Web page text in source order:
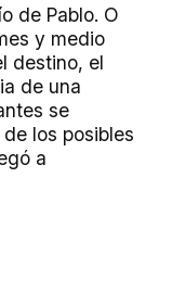
de Pablo. O
y medio
destino, el
de una
se
los posibles
a